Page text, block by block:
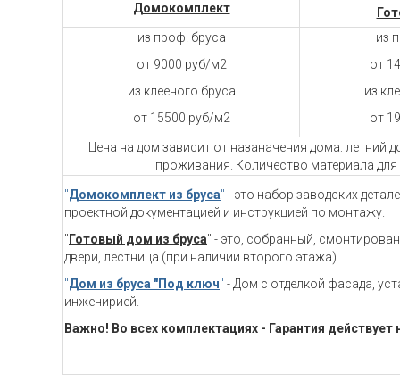
Домокомплект
из проф. бруса
от 9000 руб/м2
из клееного бруса
от 15500 руб/м2
из
от
из
от
Цена на дом зависит от назаначения дома:
проживания. Количество материала
"Домокомплект из бруса" - это набор заводских
проектной документацией и инструкцией по монтажу.
" Готовый дом из бруса" - это, собранный,
двери, лестница (при наличии второго этажа).
"Дом из бруса "Под ключ" - Дом с отделкой фасада,
инженирией.
Важно! Во всех комплектациях - Гарантия действует